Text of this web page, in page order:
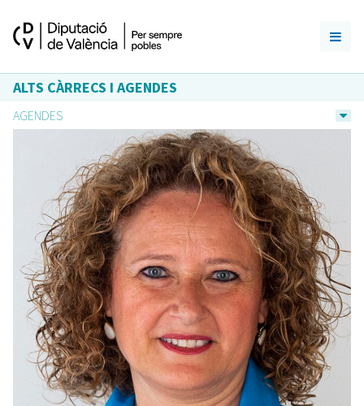
ALTS CÀRRECS I AGENDES
AGENDES